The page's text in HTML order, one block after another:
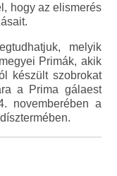
hogy az elismerés
melyik
Primák, akik
készült szobrokat
a Prima gálaest
novemberében a